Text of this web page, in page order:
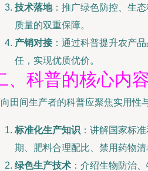
技术落地：推广绿色防控、生
质量的双重保障。
产销对接：通过科普提升农产
任，实现优质优价。
、科普的核心内
田间生产者的科普应聚焦实用性
标准化生产知识 ：讲解国家标
期、肥料合理配比、禁用药物清
绿色生产技术 ：介绍生物防治